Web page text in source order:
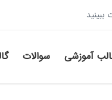
ببینید
آموزشی سوالات